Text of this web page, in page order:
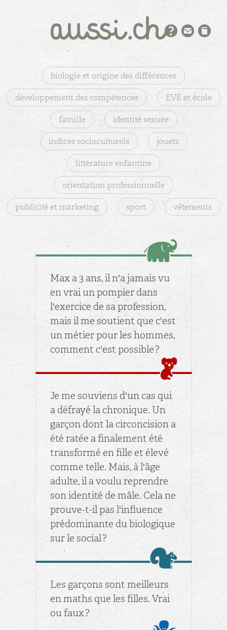
biologie et origine des différences
développement des compétences EVE et école
famille identité sexuée
indices socioculturels jouets
littérature enfantine
orientation professionnelle
publicité et marketing sport vêtements
Max a 3 ans, il n'a ja­mais vu
en vrai un pom­pier dans
l'exer­cice de sa pro­fes­sion,
mais il me sou­tient que c'est
un mé­tier pour les hommes,
com­ment c'est pos­sible ?
Je me sou­viens d'un cas qui
a dé­frayé la chro­nique. Un
gar­çon dont la cir­con­ci­sion a
été ratée a fi­na­le­ment été
trans­formé en fille et élevé
comme telle. Mais, à l'âge
adulte, il a voulu re­prendre
son iden­tité de mâle. Cela ne
prouve-t-il pas l'in­fluence
pré­do­mi­nante du bio­lo­gique
sur le so­cial ?
Les gar­çons sont meilleurs
en maths que les filles. Vrai
ou faux ?